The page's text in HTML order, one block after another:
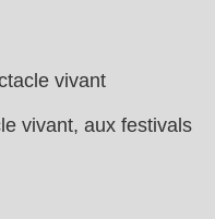
vivant
vivant, aux festivals